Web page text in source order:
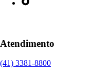
Atendimento
(41) 3381-8800